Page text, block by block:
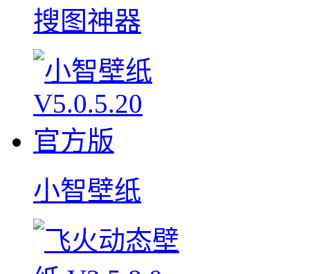
搜图神器
小智壁纸